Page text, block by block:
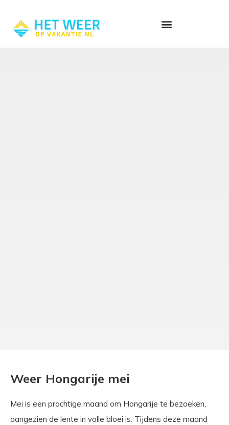
Weer Hongarije mei
Mei is een prachtige maand om Hongarije te bezoeken,
aangezien de lente in volle bloei is. Tijdens deze maand